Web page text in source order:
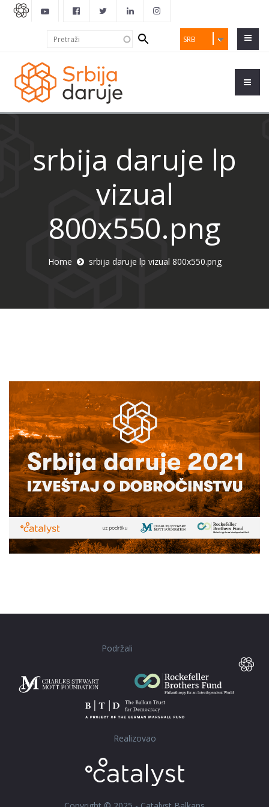
SRB
Search
form
srbija daruje lp
vizual
800x550.png
Home srbija daruje lp vizual 800x550.png
Podržali
Realizovao